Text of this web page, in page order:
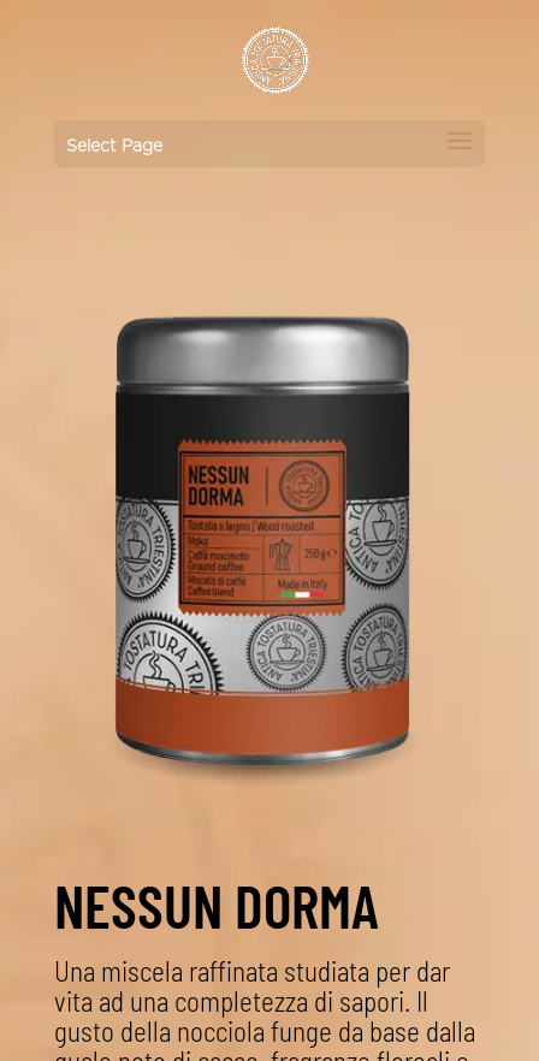
Select Page
NESSUN DORMA
Una miscela raffinata studiata per dar
vita ad una completezza di sapori. Il
gusto della nocciola funge da base dalla